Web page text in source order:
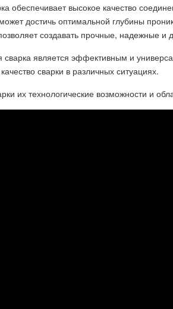
обеспечивает высокое качество
достичь оптимальной глубины
создавать прочные, надежные и
сварка является эффективным и
сварки в различных ситуациях.
их технологические возможности и